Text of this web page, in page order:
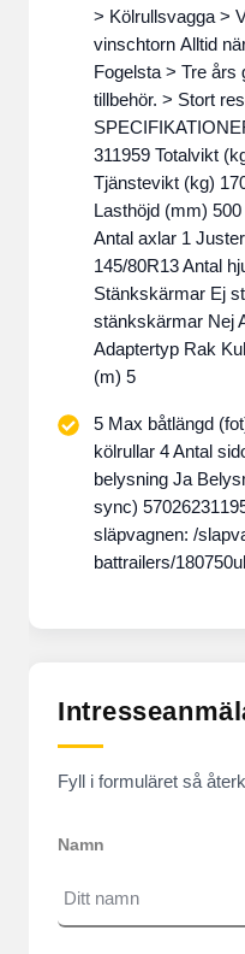
> Kölrullsvagga >
vinschtorn Alltid när du köper ett släp från
Fogelsta > Tre års
tillbehör. > Stort
SPECIFIKATIONER Namn 180750UBL
311959 Totalvikt
Tjänstevikt (kg)
Lasthöjd (mm)
Antal axlar 1
145/80R13 Antal
Stänkskärmar Ej
stänkskärmar Nej
Adaptertyp Rak
(m) 5
5 Max båtlängd
kölrullar 4 Antal
belysning Ja
sync) 5702623119590 Mer
släpvagnen: /
battrailers/
Fyll i formuläret så
Namn